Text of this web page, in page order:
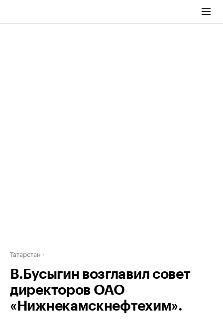
Татарстан
В.Бусыгин возглавил совет
директоров ОАО
«Нижнекамскнефтехим».